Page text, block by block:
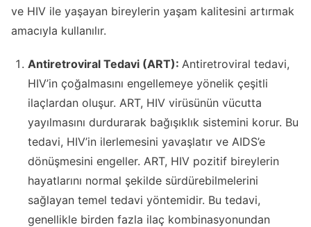
ve HIV ile yaşayan bireylerin yaşam kalitesini artırmak
amacıyla kullanılır.
Antiretroviral Tedavi (ART): Antiretroviral tedavi,
HIV’in çoğalmasını engellemeye yönelik çeşitli
ilaçlardan oluşur. ART, HIV virüsünün vücutta
yayılmasını durdurarak bağışıklık sistemini korur. Bu
tedavi, HIV’in ilerlemesini yavaşlatır ve AIDS’e
dönüşmesini engeller. ART, HIV pozitif bireylerin
hayatlarını normal şekilde sürdürebilmelerini
sağlayan temel tedavi yöntemidir. Bu tedavi,
genellikle birden fazla ilaç kombinasyonundan